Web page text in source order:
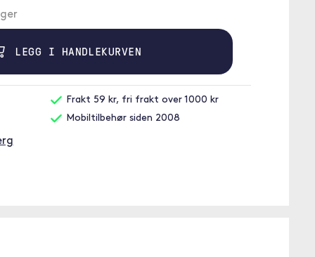
LEGG I HANDLEKURVEN
Frakt 59 kr, fri frakt over 1000 kr
Mobiltilbehør siden 2008